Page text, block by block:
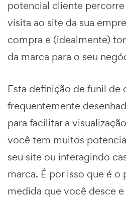
potencial cliente
visita ao site da sua
compra e (idealmente)
da marca para o seu
Esta definição de funil de
frequentemente
para facilitar a
você tem muitos
seu site ou interagindo
marca. É por isso que é o
medida que você desce